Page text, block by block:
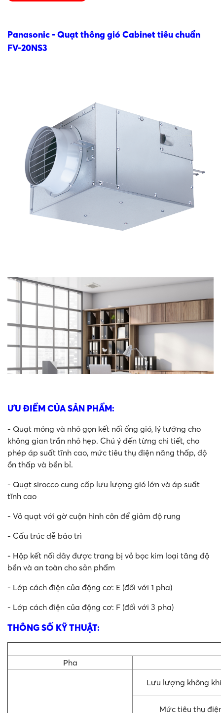
Panasonic - Quạt thông gió Cabinet tiêu chuẩn
FV-20NS3
ƯU ĐIỂM CỦA SẢN PHẨM:
- Quạt mỏng và nhỏ gọn kết nối ống gió, lý tưởng cho
không gian trần nhỏ hẹp. Chú ý đến từng chi tiết, cho
phép áp suất tĩnh cao, mức tiêu thụ điện năng thấp, độ
ồn thấp và bền bỉ.
- Quạt sirocco cung cấp lưu lượng gió lớn và áp suất
tĩnh cao
- Vỏ quạt với gờ cuộn hình côn để giảm độ rung
- Cấu trúc dễ bảo trì
- Hộp kết nối dây được trang bị vỏ bọc kim loại tăng độ
bền và an toàn cho sản phẩm
- Lớp cách điện của động cơ: E (đối với 1 pha)
- Lớp cách điện của động cơ: F (đối với 3 pha)
THÔNG SỐ KỸ THUẬT:
Pha
Lưu lượng không
Mức tiêu thụ